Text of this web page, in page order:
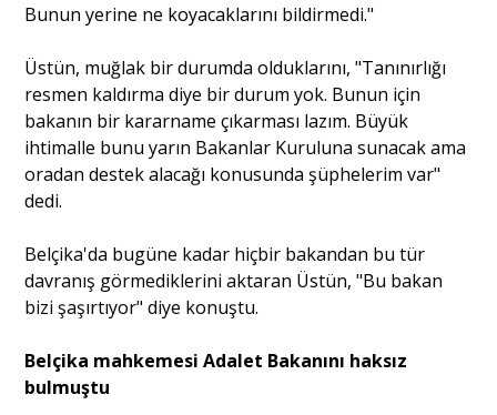
Bunun yerine ne koyacaklarını bildirmedi."
Üstün, muğlak bir durumda olduklarını, "Tanınırlığı
resmen kaldırma diye bir durum yok. Bunun için
bakanın bir kararname çıkarması lazım. Büyük
ihtimalle bunu yarın Bakanlar Kuruluna sunacak ama
oradan destek alacağı konusunda şüphelerim var"
dedi.
Belçika'da bugüne kadar hiçbir bakandan bu tür
davranış görmediklerini aktaran Üstün, "Bu bakan
bizi şaşırtıyor" diye konuştu.
Belçika mahkemesi Adalet Bakanını haksız
bulmuştu